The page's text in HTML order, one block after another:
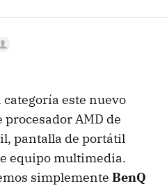
este nuevo
procesadorAMD de
pantalla de portátil
equipo multimedia.
simplemente BenQ